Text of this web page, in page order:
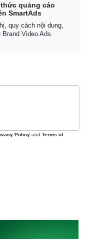
quảng cáo
SmartAds
quy cách nội dung,
Video Ads.
Policy and Terms of